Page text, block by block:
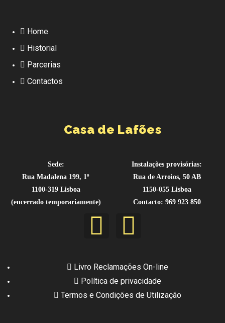
Home
Historial
Parcerias
Contactos
Casa de Lafões
Sede:
Rua Madalena 199, 1º
1100-319 Lisboa
(encerrado temporariamente)
Instalações provisórias:
Rua de Arroios, 50 AB
1150-055 Lisboa
Contacto: 969 923 850
Livro Reclamações On-line
Política de privacidade
Termos e Condições de Utilização